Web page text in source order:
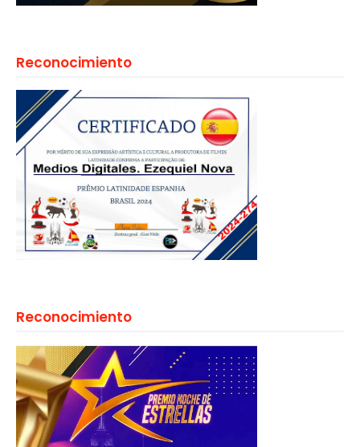
Reconocimiento
Reconocimiento